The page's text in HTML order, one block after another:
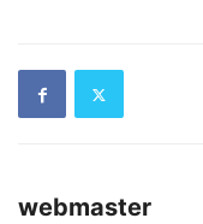
webmaster